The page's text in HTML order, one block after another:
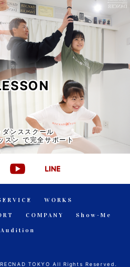
ンススクール
スン で完全サポート
WORKS
COMPANY Show-Me
Audition
TOKYO All Rights Reserved.